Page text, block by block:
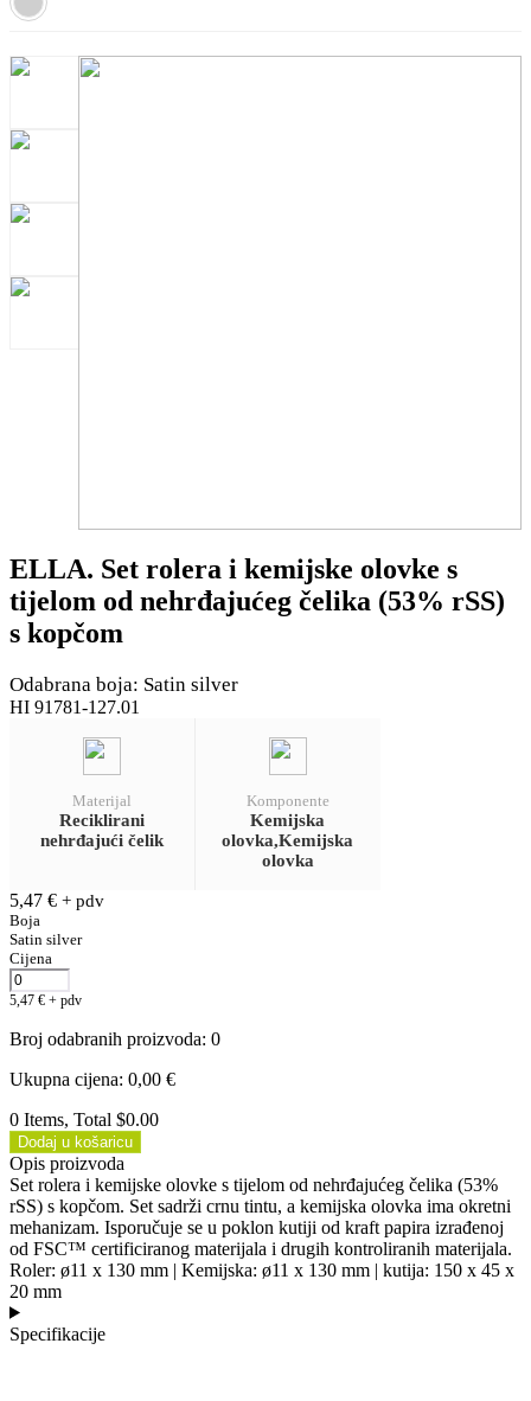
ELLA. Set rolera i kemijske olovke s
tijelom od nehrđajućeg čelika (53% rSS)
s kopčom
Odabrana boja: Satin silver
HI 91781-127.01
Materijal
Reciklirani
nehrđajući čelik
Komponente
Kemijska
olovka,Kemijska
olovka
5,47 € + pdv
Boja
Satin silver
Cijena
5,47 € + pdv
Broj odabranih proizvoda: 0
Ukupna cijena: 0,00 €
0 Items, Total $0.00
Dodaj u košaricu
Opis proizvoda
Set rolera i kemijske olovke s tijelom od nehrđajućeg čelika (53%
rSS) s kopčom. Set sadrži crnu tintu, a kemijska olovka ima okretni
mehanizam. Isporučuje se u poklon kutiji od kraft papira izrađenoj
od FSC™ certificiranog materijala i drugih kontroliranih materijala.
Roler: ø11 x 130 mm | Kemijska: ø11 x 130 mm | kutija: 150 x 45 x
20 mm
Specifikacije